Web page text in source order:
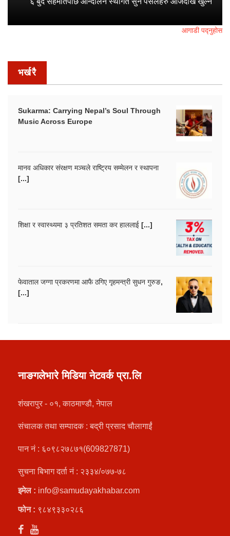
आगाडी पद्नुहोस
भर्खरै
Sukarma: Carrying Nepal’s Soul Through
Music Across Europe
मानव अधिकार संरक्षण मञ्चले राष्ट्रिय सम्मेलन र स्थापना
[...]
शिक्षा र स्वास्थ्यमा ३ प्रतिशत समता कर हाललाई [...]
फेवाताल जग्गा प्रकरणमा आफै ठगिए गृहमन्त्री सुधन गुरुङ,
[...]
नाङगलेभारे मिडिया नेटवर्क प्रा.लि
शंखरापुर - ०१, काठमाण्डौ, नेपाल
संचालक तथा सम्पादक : बद्री प्रसाद चौलागाईं
पान नं : ६०९८२७८७१(609827871)
सुचना बिभाग दर्ता नं : २३३४/०७७-७८
इमेल : info@samudayakhabar.com
फोन : ९८४९३३०२८६